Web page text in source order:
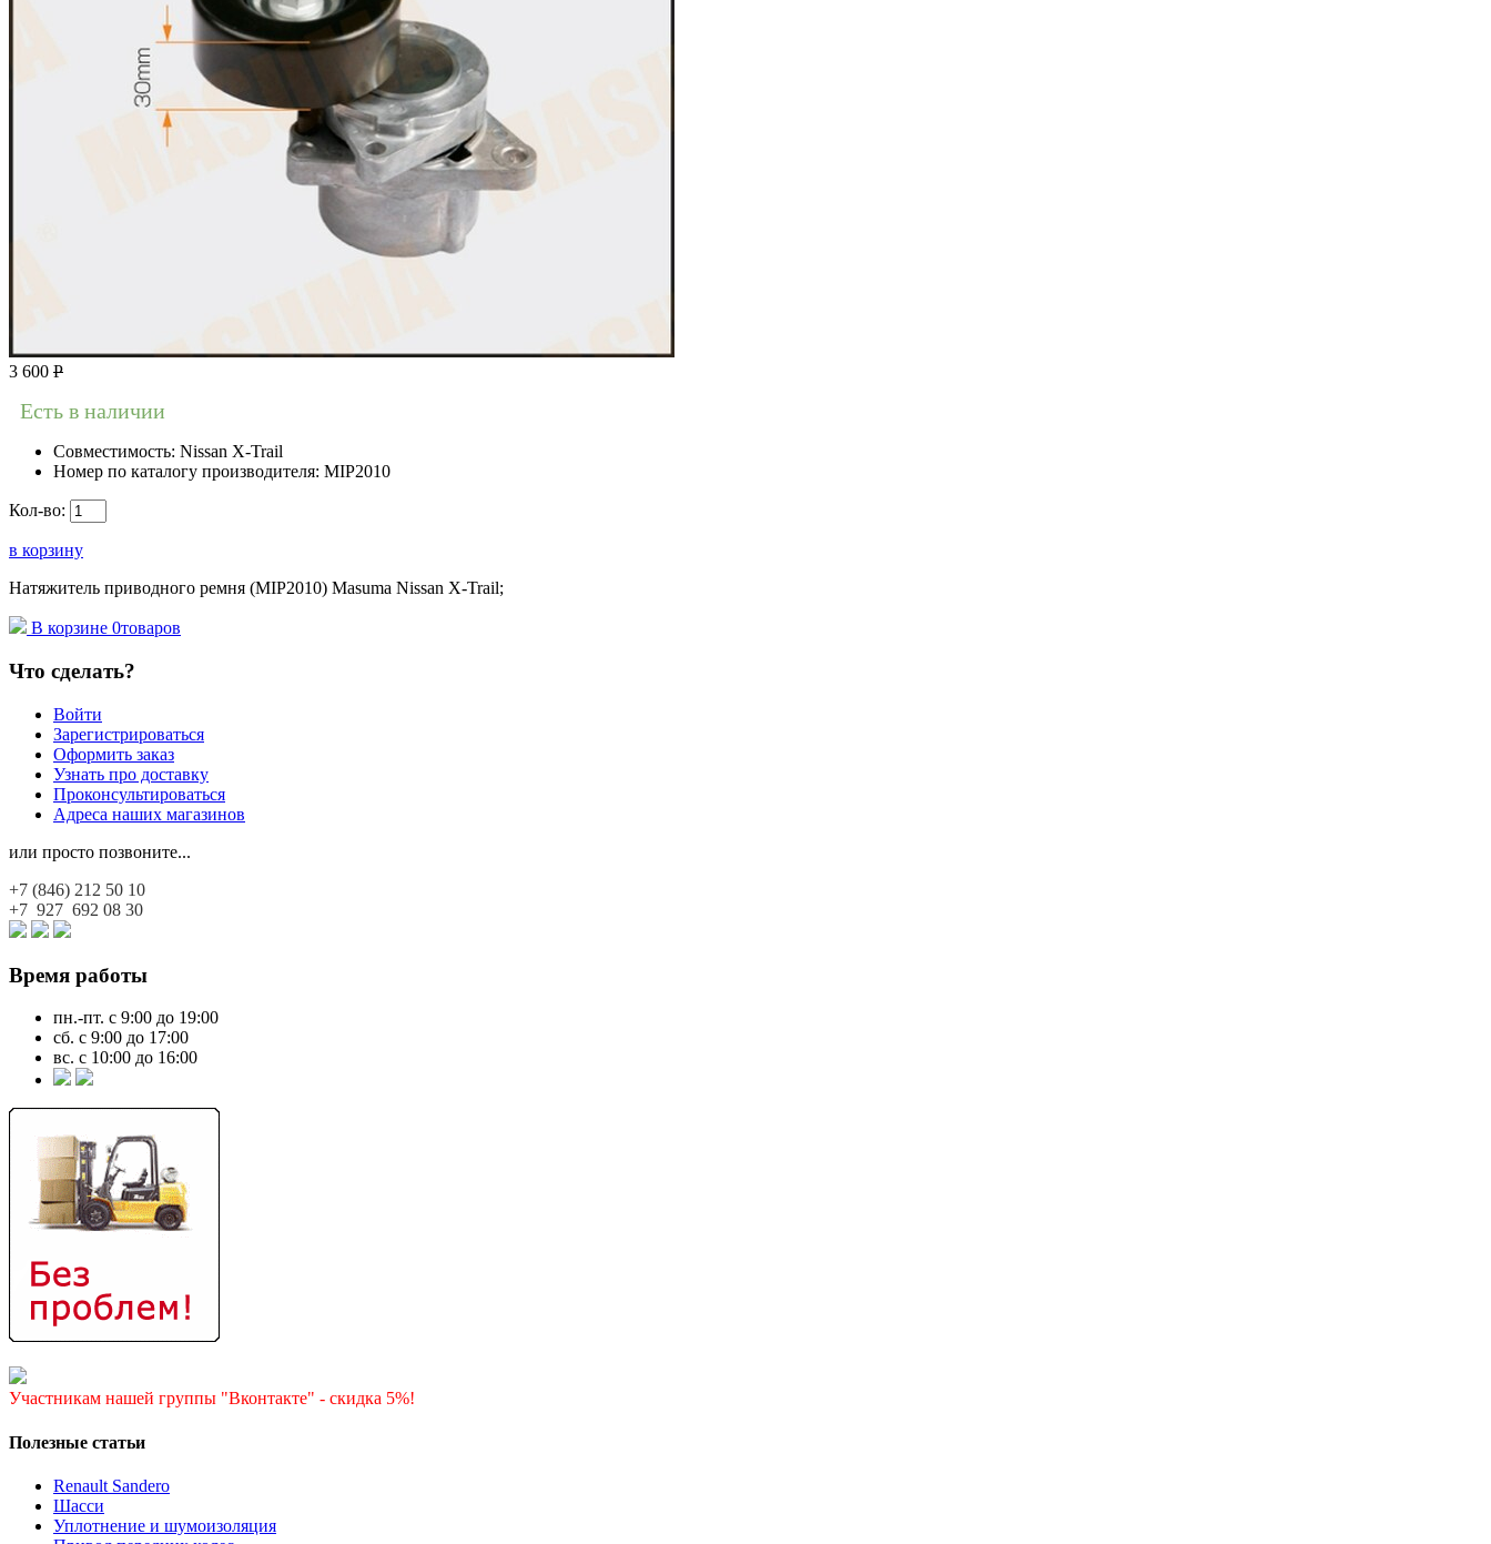
3 600 Р
Есть в наличии
Совместимость: Nissan X-Trail
Номер по каталогу производителя: MIP2010
Кол-во:
в корзину
Натяжитель приводного ремня (MIP2010) Masuma Nissan X-Trail;
В корзине 0товаров
Что сделать?
Войти
Зарегистрироваться
Оформить заказ
Узнать про доставку
Проконсультироваться
Адреса наших магазинов
или просто позвоните...
+7 (846) 212 50 10
+7 927 692 08 30
Время работы
пн.-пт. с 9:00 до 19:00
сб. с 9:00 до 17:00
вс. с 10:00 до 16:00
Участникам нашей группы "Вконтакте" - скидка 5%!
Полезные статьи
Renault Sandero
Шасси
Уплотнение и шумоизоляция